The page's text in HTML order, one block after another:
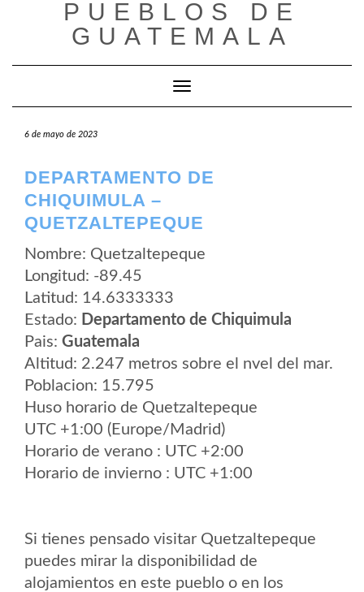
PUEBLOS DE
GUATEMALA
Cambiar modo de navegación
6 de mayo de 2023
DEPARTAMENTO DE
CHIQUIMULA –
QUETZALTEPEQUE
Nombre: Quetzaltepeque
Longitud: -89.45
Latitud: 14.6333333
Estado: Departamento de Chiquimula
Pais: Guatemala
Altitud: 2.247 metros sobre el nvel del mar.
Poblacion: 15.795
Huso horario de Quetzaltepeque
UTC +1:00 (Europe/Madrid)
Horario de verano : UTC +2:00
Horario de invierno : UTC +1:00
Si tienes pensado visitar Quetzaltepeque
puedes mirar la disponibilidad de
alojamientos en este pueblo o en los